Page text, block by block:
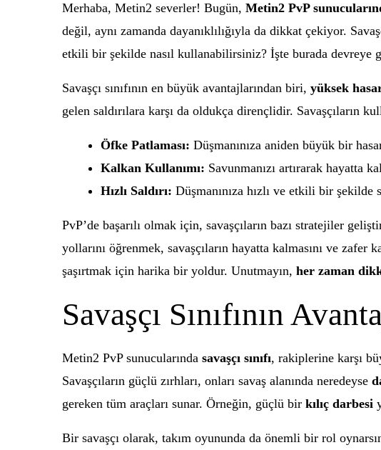
Merhaba, Metin2 severler! Bugün, Metin2 PvP
değil, aynı zamanda dayanıklılığıyla da dikkat çekiyor.
etkili bir şekilde nasıl kullanabilirsiniz? İşte burada devreye
Savaşçı sınıfının en büyük avantajlarından biri, yüksek
gelen saldırılara karşı da oldukça dirençlidir. Savaşçıların
Öfke Patlaması: Düşmanınıza aniden büyük bir
Kalkan Kullanımı: Savunmanızı artırarak hayatta
Hızlı Saldırı: Düşmanınıza hızlı ve etkili bir şekilde
PvP’de başarılı olmak için, savaşçıların bazı stratejiler
yollarını öğrenmek, savaşçıların hayatta kalmasını ve zafer
şaşırtmak için harika bir yoldur. Unutmayın, her zaman
Savaşçı Sınıfının
Metin2 PvP sunucularında savaşçı sınıfı, rakiplerine karşı
Savaşçıların güçlü zırhları, onları savaş alanında neredeyse
gereken tüm araçları sunar. Örneğin, güçlü bir kılıç darbesi
Bir savaşçı olarak, takım oyununda da önemli bir rol